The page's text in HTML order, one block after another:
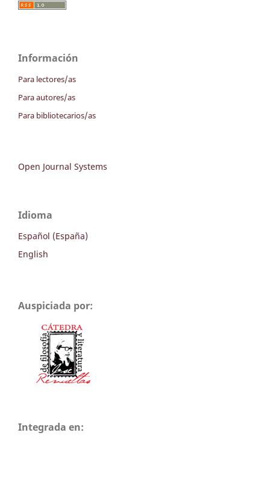
Información
Para lectores/as
Para autores/as
Para bibliotecarios/as
Open Journal Systems
Idioma
Español (España)
English
Auspiciada por:
Integrada en: